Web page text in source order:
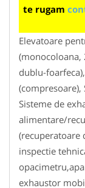
te rugam
Elevatoare
(monocoloana,
dublu-
(compresoare),
Sisteme de
alimentare/
(recuperatoare
inspectie
exhaustor